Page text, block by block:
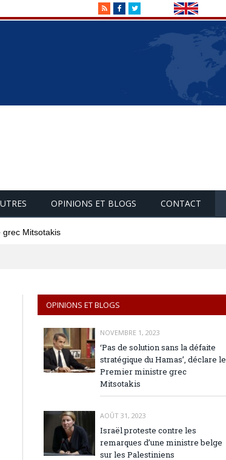
RSSFacebookTwitter
OPINIONS ET BLOGS CONTACT
grec Mitsotakis
OPINIONS ET BLOGS
NOVEMBRE 1, 2023
‘Pas de solution sans la défaite
stratégique du Hamas’, déclare le
Premier ministre grec
Mitsotakis
AOÛT 31, 2023
Israël proteste contre les
remarques d’une ministre belge
sur les Palestiniens